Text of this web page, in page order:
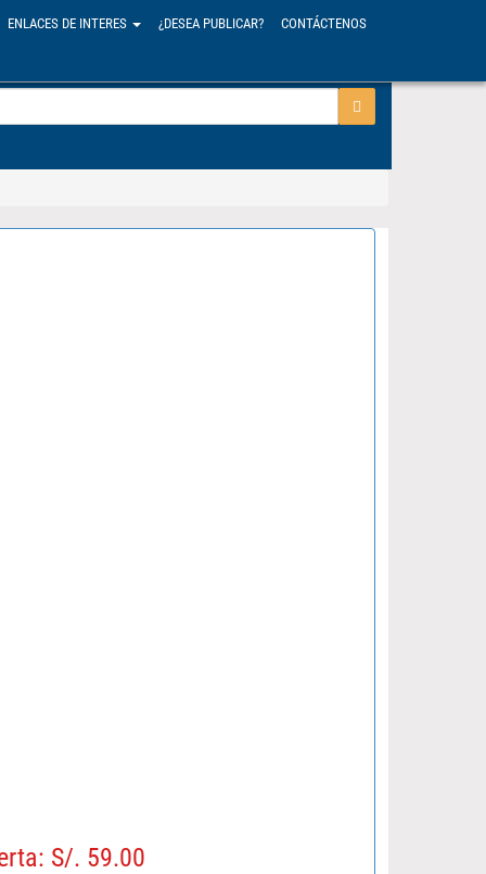
ENLACES DE INTERES ¿DESEA PUBLICAR? CONTÁCTENOS
S/. 59.00